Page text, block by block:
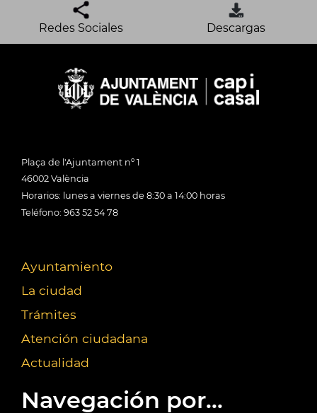
Redes Sociales Descargas
Plaça de l'Ajuntament nº 1
46002 València
Horarios: lunes a viernes de 8:30 a 14:00 horas
Teléfono: 963 52 54 78
Ayuntamiento
La ciudad
Trámites
Atención ciudadana
Actualidad
Navegación por...